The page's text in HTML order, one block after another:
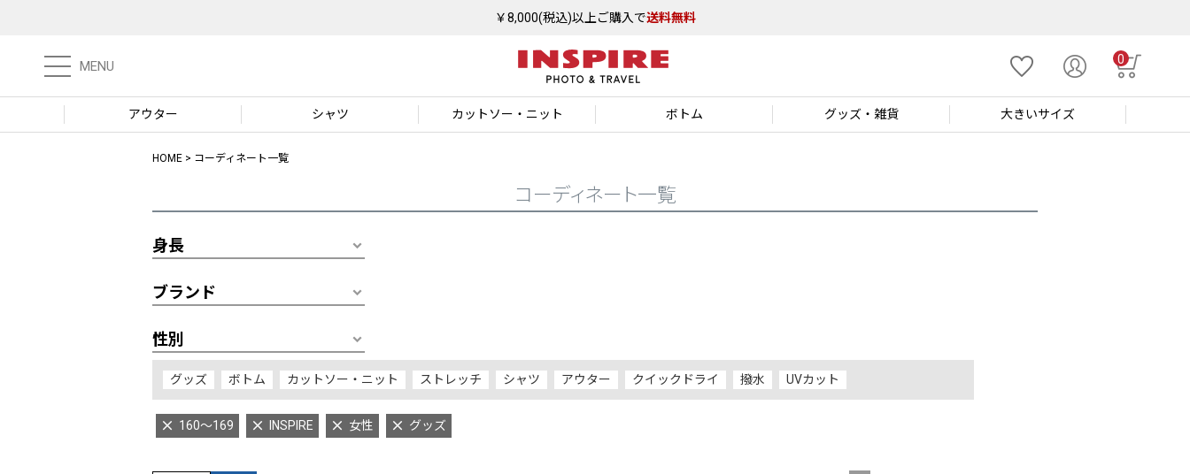
￥8,000(税込)以上ご購入で送料無料
MENU 0
アウター シャツ カットソー ・ニット ボトム グッズ・雑貨 大きいサイズ
HOME コーディネート一覧
コーディネート一覧
身長
ブランド
性別
グッズ ボトム カットソー・ニット ストレッチ シャツ アウター クイックドライ 撥水 UVカット
160～169 INSPIRE 女性 グッズ